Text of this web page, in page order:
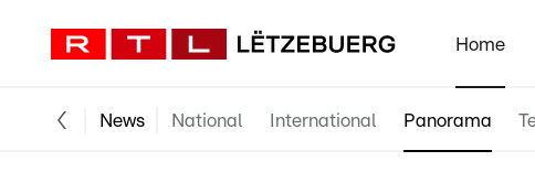
Home
News National International Panorama